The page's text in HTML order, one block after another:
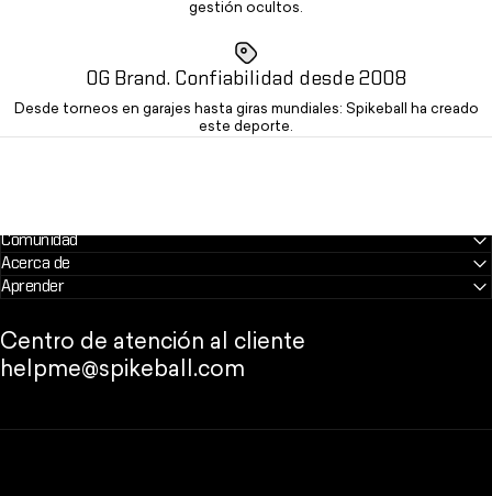
gestión ocultos.
OG Brand. Confiabilidad desde 2008
Desde torneos en garajes hasta giras mundiales: Spikeball ha creado
este deporte.
Comunidad
Acerca de
Aprender
Centro de atención al cliente
helpme@spikeball.com